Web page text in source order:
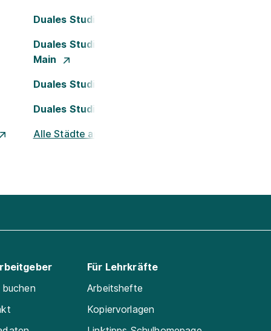
Duales Studium Dortmund
Duales Studium Frankfurt am
Main
Duales Studium Köln
Duales Studium Nürnberg
Alle Städte ansehen
Für Lehrkräfte
Arbeitshefte
Kopiervorlagen